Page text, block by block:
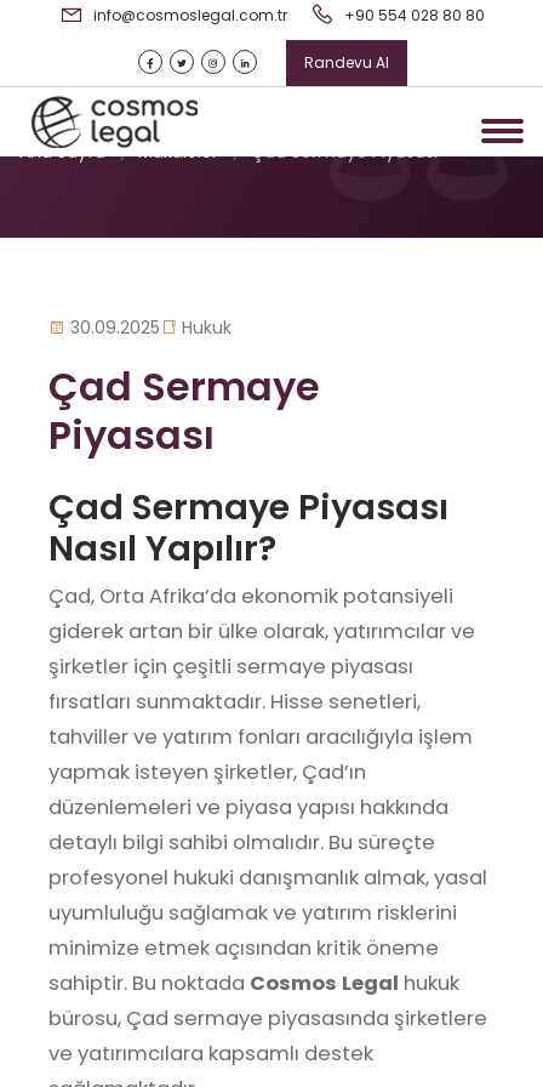
info@cosmoslegal.com.tr +90 554 028 80 80
Randevu Al
Çad Sermaye Piyasası
Ana Sayfa / Makaleler / Çad Sermaye Piyasası
30.09.2025 Hukuk
Çad Sermaye
Piyasası
Çad Sermaye Piyasası
Nasıl Yapılır?
Çad, Orta Afrika’da ekonomik potansiyeli
giderek artan bir ülke olarak, yatırımcılar ve
şirketler için çeşitli sermaye piyasası
fırsatları sunmaktadır. Hisse senetleri,
tahviller ve yatırım fonları aracılığıyla işlem
yapmak isteyen şirketler, Çad’ın
düzenlemeleri ve piyasa yapısı hakkında
detaylı bilgi sahibi olmalıdır. Bu süreçte
profesyonel hukuki danışmanlık almak, yasal
uyumluluğu sağlamak ve yatırım risklerini
minimize etmek açısından kritik öneme
sahiptir. Bu noktada Cosmos Legal hukuk
bürosu, Çad sermaye piyasasında şirketlere
ve yatırımcılara kapsamlı destek